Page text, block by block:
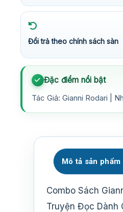
Đổi trả theo chính sách sàn
Đặc điểm nổi bật
Tác Giả: Gianni Rodari |
Mô tả sản phẩm
Combo Sách
Truyện Đọc Dành